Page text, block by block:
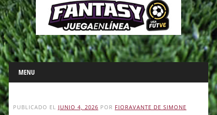
Main menu
Skip
to
content
MENU
PUBLICADO EL JUNIO 4, 2026 POR FIORAVANTE DE SIMONE